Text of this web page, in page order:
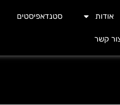
אודות סטנדאפיסטים
קשר